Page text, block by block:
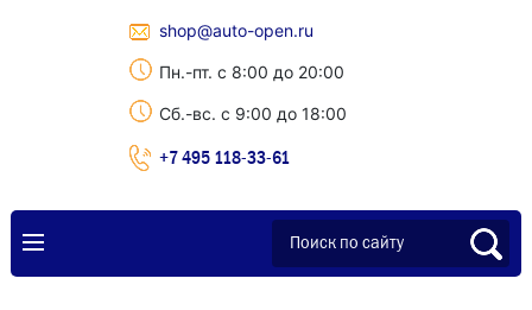
shop@auto-open.ru
Пн.-пт. с 8:00 до 20:00
Сб.-вс. с 9:00 до 18:00
+7 495 118-33-61